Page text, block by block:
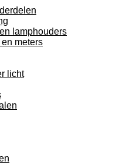
lamphouders
meters
licht